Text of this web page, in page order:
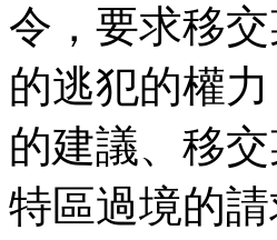
令，要求移
的逃犯的權
的建議、移
特區過境的請